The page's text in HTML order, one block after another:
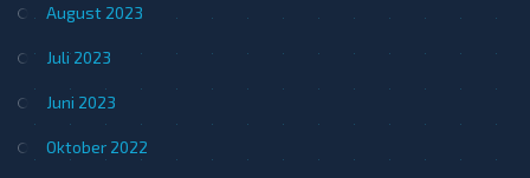
August 2023
Juli 2023
Juni 2023
Oktober 2022